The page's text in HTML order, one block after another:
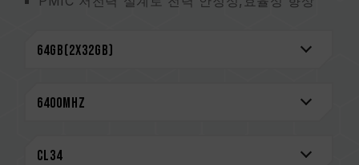
터 무결성을 유지
스마트 RGB IC 컨트롤러 내장
감